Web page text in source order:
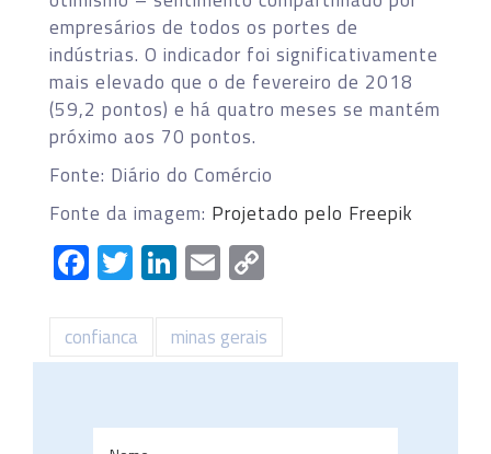
empresários de todos os portes de
indústrias. O indicador foi significativamente
mais elevado que o de fevereiro de 2018
(59,2 pontos) e há quatro meses se mantém
próximo aos 70 pontos.
Fonte: Diário do Comércio
Fonte da imagem: Projetado pelo Freepik
Facebook
Twitter
LinkedIn
Email
confianca minas gerais